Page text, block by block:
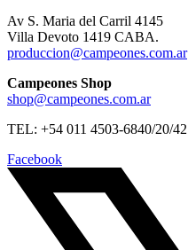
Av S. Maria del Carril 4145
Villa Devoto 1419 CABA.
produccion@campeones.com.ar
Campeones Shop
shop@campeones.com.ar
TEL: +54 011 4503-6840/20/42
Facebook